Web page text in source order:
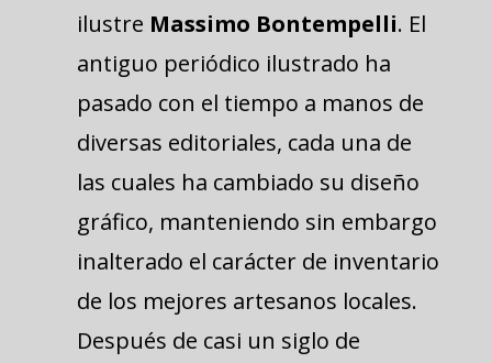
ilustre Massimo Bontempelli. El
antiguo periódico ilustrado ha
pasado con el tiempo a manos de
diversas editoriales, cada una de
las cuales ha cambiado su diseño
gráfico, manteniendo sin embargo
inalterado el carácter de inventario
de los mejores artesanos locales.
Después de casi un siglo de